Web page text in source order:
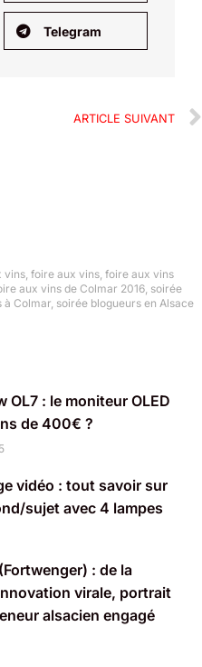
Telegram
ARTICLE SUIVANT
vins, foire aux vins, foire aux vins
aux vins de Colmar 2016, soirée
à Colmar, soirée blogueurs en Alsace
OL7 : le moniteur OLED
de 400€ ?
vidéo : tout savoir sur
sujet avec 4 lampes
: de la
virale, portrait
alsacien engagé